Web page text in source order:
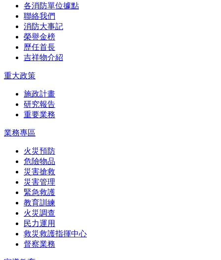
各消防單位據點
聯絡我們
消防大事記
榮譽金榜
歷任首長
吉祥物介紹
重大政策
施政計畫
研究報告
重要業務
業務專區
火災預防
危險物品
災害搶救
災害管理
緊急救護
教育訓練
火災調查
民力運用
救災救護指揮中心
督察業務